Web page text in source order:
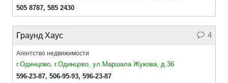
505 8787, 585 2430
4
Граунд Хаус
Агентство недвижимости
г.Одинцово, г.Одинцово, ул.Маршала Жукова, д.36
596-23-87, 506-95-93, 596-23-87